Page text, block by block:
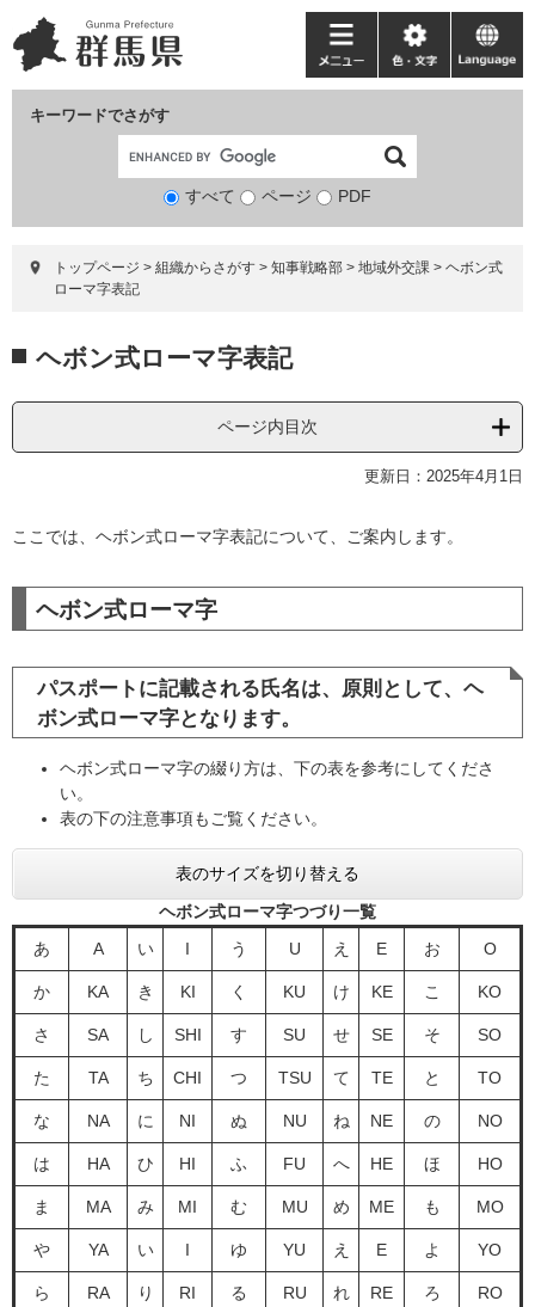
ー
ジ
ニ
ュ
て
キーワードでさがす
検
象
すべて ページ PDF
メ
ニ
ー
色・
文
language
トップページ > 組織からさがす > 知事戦略部 > 地域外交課 > ヘボン式
ローマ字表記
文 ヘボン式ローマ字表記
ページ内目次
更新日：2025年4月1日
ここでは、ヘボン式ローマ字表記について、ご案内します。
ヘボン式ローマ字
パスポートに記載される氏名は、原則として、ヘ
ボン式ローマ字となります。
ヘボン式ローマ字の綴り方は、下の表を参考にしてくださ
い。
表の下の注意事項もご覧ください。
表のサイズを切り替える
ヘボン式ローマ字つづり一覧
あ
A い I う U え E お O
か KA き KI く KU け KE こ KO
さ SA し SHI す SU せ SE そ SO
た TA ち CHI つ TSU て TE と TO
な NA に NI ぬ NU ね NE の NO
は HA ひ HI ふ FU へ HE ほ HO
ま MA み MI む MU め ME も MO
や YA い I ゆ YU え E よ YO
ら RA り RI る RU れ RE ろ RO